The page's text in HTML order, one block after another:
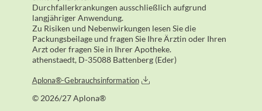
Durchfallerkrankungen ausschließlich aufgrund
langjähriger Anwendung.
Zu Risiken und Nebenwirkungen lesen Sie die
Packungsbeilage und fragen Sie Ihre Ärztin oder Ihren
Arzt oder fragen Sie in Ihrer Apotheke.
athenstaedt, D-35088 Battenberg (Eder)
Aplona®-Gebrauchsinformation
© 2026/27 Aplona®